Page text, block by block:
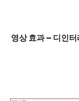
영상 효과 – 디인